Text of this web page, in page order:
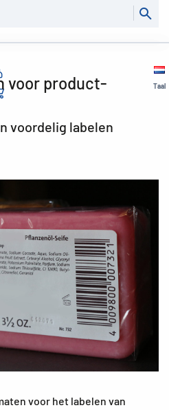
Taal
voor product-
voordelig labelen
voor het labelen van